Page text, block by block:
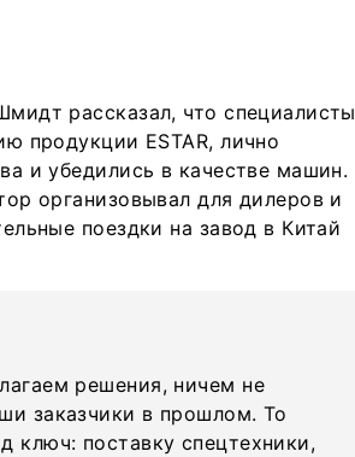
рассказал, что специалисты
продукции ESTAR, лично
и убедились в качестве машин.
организовывал для дилеров и
поездки на завод в Китай
решения, ничем не
заказчики в прошлом. То
ключ: поставку спецтехники,